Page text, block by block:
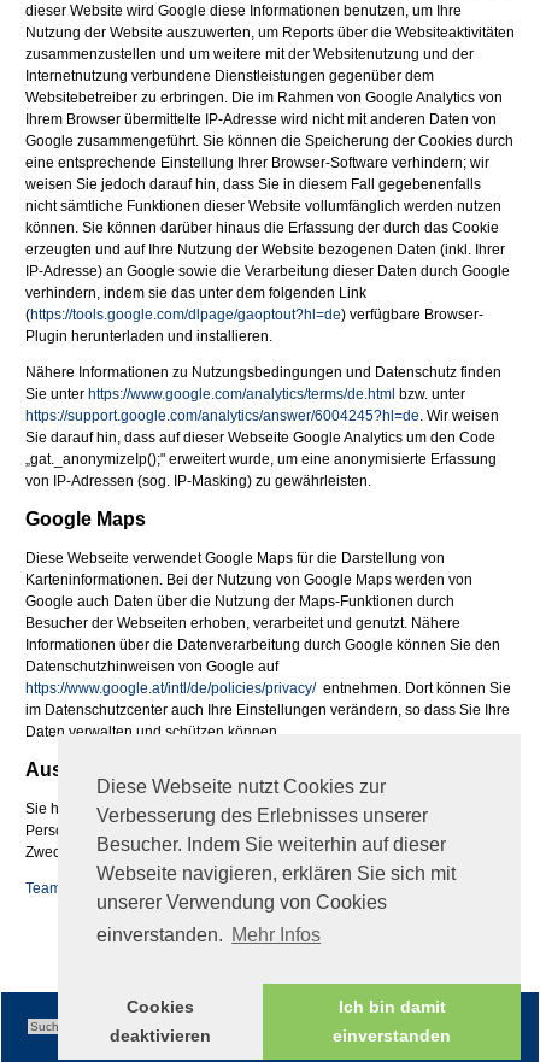
Diese Webseite nutzt Cookies zur
Verbesserung des Erlebnisses unserer
Besucher. Indem Sie weiterhin auf dieser
Webseite navigieren, erklären Sie sich mit
unserer Verwendung von Cookies
einverstanden. Mehr Infos
Cookies
deaktivieren
Ich bin damit
einverstanden
dieser Website wird Google diese Informationen benutzen, um Ihre
Nutzung der Website auszuwerten, um Reports über die Websiteaktivitäten
zusammenzustellen und um weitere mit der Websitenutzung und der
Internetnutzung verbundene Dienstleistungen gegenüber dem
Websitebetreiber zu erbringen. Die im Rahmen von Google Analytics von
Ihrem Browser übermittelte IP-Adresse wird nicht mit anderen Daten von
Google zusammengeführt. Sie können die Speicherung der Cookies durch
eine entsprechende Einstellung Ihrer Browser-Software verhindern; wir
weisen Sie jedoch darauf hin, dass Sie in diesem Fall gegebenenfalls
nicht sämtliche Funktionen dieser Website vollumfänglich werden nutzen
können. Sie können darüber hinaus die Erfassung der durch das Cookie
erzeugten und auf Ihre Nutzung der Website bezogenen Daten (inkl. Ihrer
IP-Adresse) an Google sowie die Verarbeitung dieser Daten durch Google
verhindern, indem sie das unter dem folgenden Link
(https://tools.google.com/dlpage/gaoptout?hl=de) verfügbare Browser-
Plugin herunterladen und installieren.
Nähere Informationen zu Nutzungsbedingungen und Datenschutz finden
Sie unter https://www.google.com/analytics/terms/de.html bzw. unter
https://support.google.com/analytics/answer/6004245?hl=de. Wir weisen
Sie darauf hin, dass auf dieser Webseite Google Analytics um den Code
„gat._anonymizeIp();" erweitert wurde, um eine anonymisierte Erfassung
von IP-Adressen (sog. IP-Masking) zu gewährleisten.
Google Maps
Diese Webseite verwendet Google Maps für die Darstellung von
Karteninformationen. Bei der Nutzung von Google Maps werden von
Google auch Daten über die Nutzung der Maps-Funktionen durch
Besucher der Webseiten erhoben, verarbeitet und genutzt. Nähere
Informationen über die Datenverarbeitung durch Google können Sie den
Datenschutzhinweisen von Google auf
https://www.google.at/intl/de/policies/privacy/entnehmen. Dort können Sie
im Datenschutzcenter auch Ihre Einstellungen verändern, so dass Sie Ihre
Daten verwalten und schützen können.
Auskunftsrecht
Sie haben jederzeit das Recht auf Auskunft über die bezüglich Ihrer
Person gespeicherten Daten, deren Herkunft und Empfänger sowie den
Zweck der Speicherung
Teamviewer QS
fileadmin/global/TeamViewerQS_de.zip